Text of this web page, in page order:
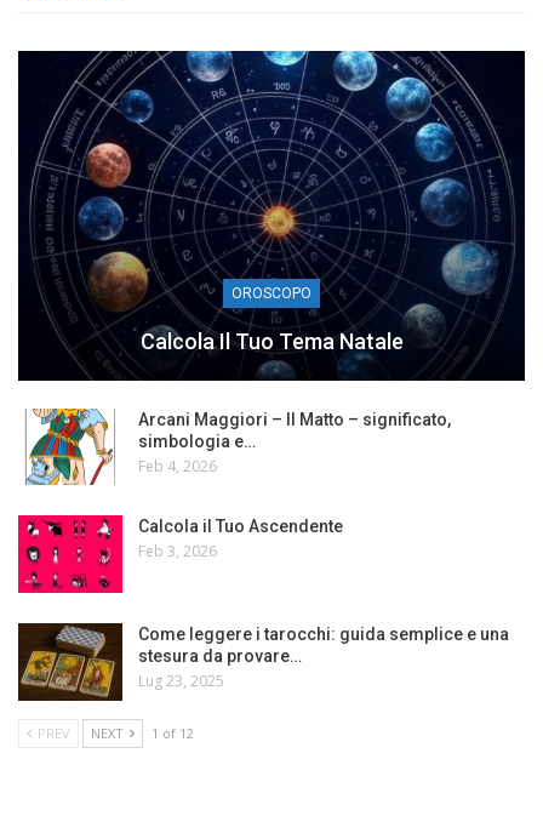
OROSCOPO
Calcola Il Tuo Tema Natale
Arcani Maggiori – Il Matto – significato,
simbologia e…
Feb 4, 2026
Calcola il Tuo Ascendente
Feb 3, 2026
Come leggere i tarocchi: guida semplice e una
stesura da provare…
Lug 23, 2025
PREV NEXT 1 of 12